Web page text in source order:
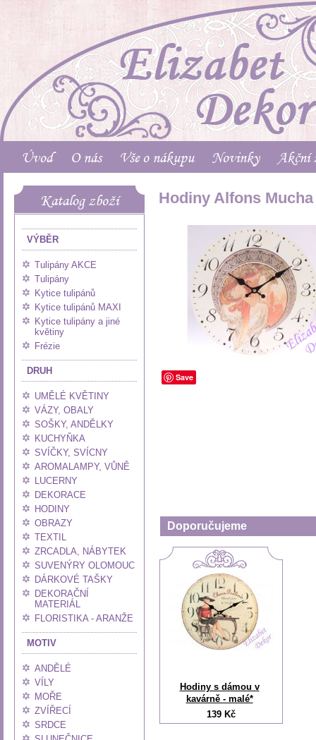
Úvod O nás Vše o nákupu Novinky Akční
Katalog zboží
VÝBĚR
Tulipány AKCE
Tulipány
Kytice tulipánů
Kytice tulipánů MAXI
Kytice tulipány a jiné
květiny
Frézie
DRUH
UMĚLÉ KVĚTINY
VÁZY, OBALY
SOŠKY, ANDĚLKY
KUCHYŇKA
SVÍČKY, SVÍCNY
AROMALAMPY, VŮNĚ
LUCERNY
DEKORACE
HODINY
OBRAZY
TEXTIL
ZRCADLA, NÁBYTEK
SUVENÝRY OLOMOUC
DÁRKOVÉ TAŠKY
DEKORAČNÍ
MATERIÁL
FLORISTIKA - ARANŽE
MOTIV
ANDĚLÉ
VÍLY
MOŘE
ZVÍŘECÍ
SRDCE
Hodiny Alfons Mucha
Save
Doporučujeme
Hodiny s dámou v
kavárně - malé*
139 Kč